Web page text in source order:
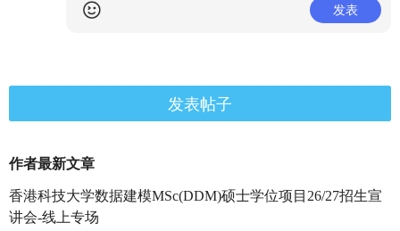
发表
发表帖子
作者最新文章
香港科技大学数据建模MSc(DDM)硕士学位项目26/27招生宣
讲会-线上专场